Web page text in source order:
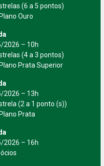
(6 a 5 pontos)
Ouro
2026 – 10h
(4 a 3 pontos)
Prata Superior
2026 – 13h
(2 a 1 ponto (s))
Prata
2026 – 16h